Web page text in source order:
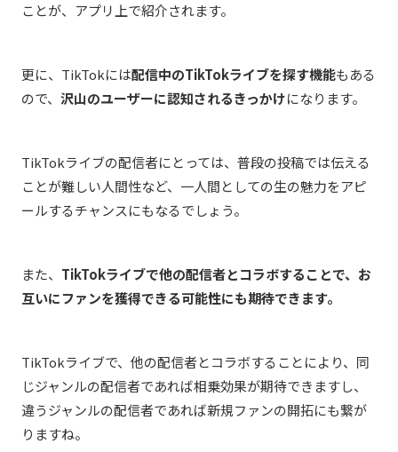
ことが、アプリ上で紹介されます。
更に、TikTokには配信中のTikTokライブを探す機能もある
ので、 沢山のユーザーに認知されるきっかけになります。
TikTokライブの配信者にとっては、普段の投稿では伝える
ことが難しい人間性など、一人間としての生の魅力をアピ
ールするチャンスにもなるでしょう。
また、 TikTokライブで他の配信者とコラボすることで、お
互いにファンを獲得できる可能性にも期待できます。
TikTokライブで、他の配信者とコラボすることにより、同
じジャンルの配信者であれば相乗効果が期待できますし、
違うジャンルの配信者であれば新規ファンの開拓にも繋が
りますね。